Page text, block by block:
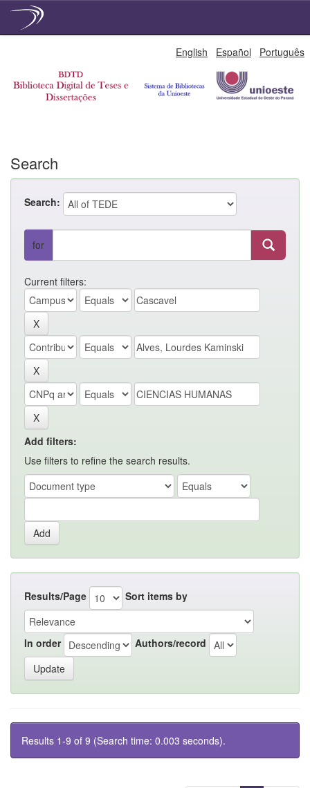
English Español Português
Search
Search:
for
Current filters:
Add filters:
Use filters to refine the search results.
Results/Page Sort items by
In order Authors/record
Results 1-9 of 9 (Search time: 0.003 seconds).